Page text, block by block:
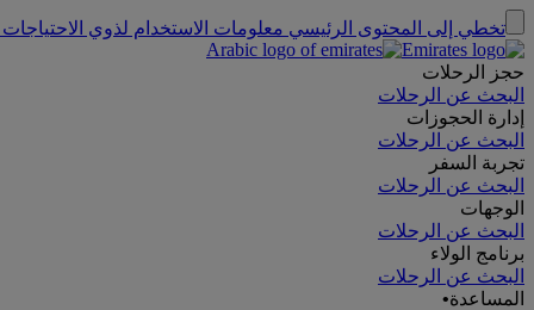
تخطي إلى المحتوى الرئيسي معلومات الاستخدام لذوي
حجز الرحلات
البحث عن الرحلات
إدارة الحجوزات
البحث عن الرحلات
تجربة السفر
البحث عن الرحلات
الوجهات
البحث عن الرحلات
برنامج الولاء
البحث عن الرحلات
المساعدة•